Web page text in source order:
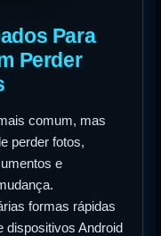
Para
Perder
comum, mas
perder fotos,
e
formas rápidas
dispositivos Android